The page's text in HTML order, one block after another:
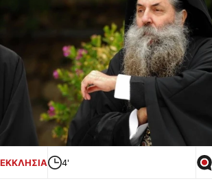
ΕΚΚΛΗΣΙΑ 4'